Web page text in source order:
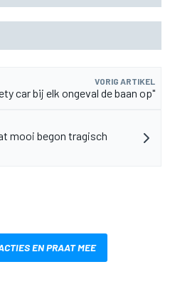
VORIG ARTIKEL
car bij elk ongeval de baan op"
mooi begon tragisch
EN PRAAT MEE